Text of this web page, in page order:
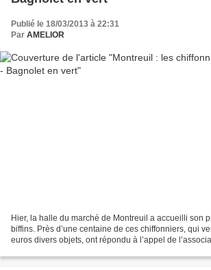
Publié le 18/03/2013 à 22:31
Par AMELIOR
Hier, la halle du marché de Montreuil a accueilli son
biffins. Près d’une centaine de ces chiffonniers, qui
euros divers objets, ont répondu à l’appel de